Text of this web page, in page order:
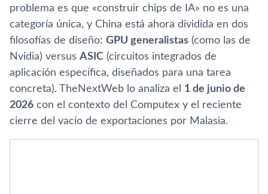
problema es que «construir chips de IA» no es una
categoría única, y China está ahora dividida en dos
filosofías de diseño: GPU generalistas (como las de
Nvidia) versus ASIC (circuitos integrados de
aplicación específica, diseñados para una tarea
concreta). TheNextWeb lo analiza el 1 de junio de
2026 con el contexto del Computex y el reciente
cierre del vacío de exportaciones por Malasia.